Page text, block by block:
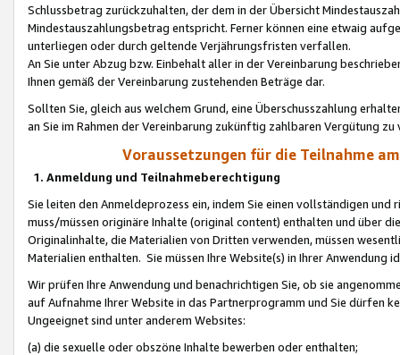
Schlussbetrag zurückzuhalten, der dem in der Übersicht
Mindestauszahlungsbetrag entspricht. Ferner können eine etwaig
unterliegen oder durch geltende Verjährungsfristen verfallen.
An Sie unter Abzug bzw. Einbehalt aller in der Vereinbarung
Ihnen gemäß der Vereinbarung zustehenden Beträge dar.
Sollten Sie, gleich aus welchem Grund, eine Überschusszahlung
an Sie im Rahmen der Vereinbarung zukünftig zahlbaren Vergütung zu
Voraussetzungen für die Teilnahme
1. Anmeldung und Teilnahmeberechtigung
Sie leiten den Anmeldeprozess ein, indem Sie einen vollständigen
muss/müssen originäre Inhalte (original content) enthalten und über
Originalinhalte, die Materialien von Dritten verwenden, müssen
Materialien enthalten. Sie müssen Ihre Website(s) in Ihrer Anwendung
Wir prüfen Ihre Anwendung und benachrichtigen Sie, ob sie
auf Aufnahme Ihrer Website in das Partnerprogramm und Sie dürfen
Ungeeignet sind unter anderem Websites:
(a) die sexuelle oder obszöne Inhalte bewerben oder enthalten;